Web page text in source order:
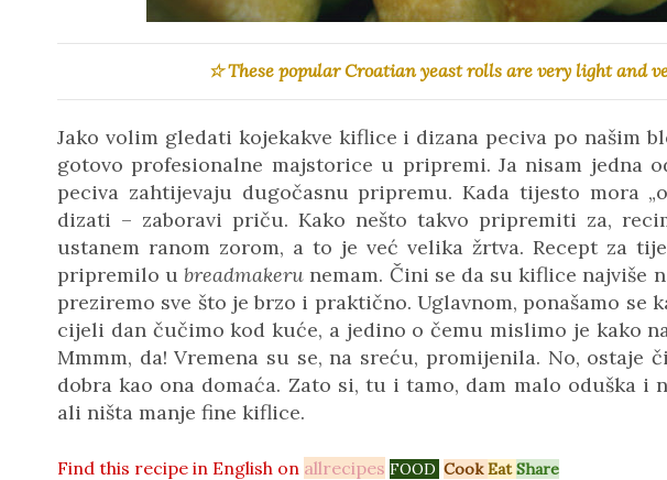
☆ These popular Croatian yeast rolls are very light and
Jako volim gledati kojekakve kiflice i dizana peciva po našim
gotovo profesionalne majstorice u pripremi. Ja nisam jedna
peciva zahtijevaju dugočasnu pripremu. Kada tijesto mora
dizati – zaboravi priču. Kako nešto takvo pripremiti za,
ustanem ranom zorom, a to je već velika žrtva. Recept za
pripremilo ubreadmakeru nemam. Čini se da su kiflice najviše
preziremo sve što je brzo i praktično. Uglavnom, ponašamo se
cijeli dan čučimo kod kuće, a jedino o čemu mislimo je kako
Mmmm, da! Vremena su se, na sreću, promijenila. No, ostaje
dobra kao ona domaća. Zato si, tu i tamo, dam malo oduška i
ali ništa manje fine kiflice.
Find this recipe in English on allrecipes FOOD Cook Eat Share